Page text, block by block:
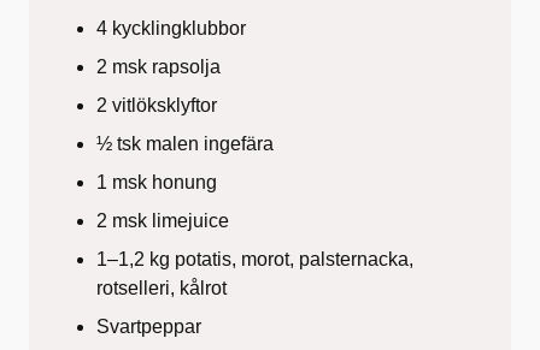
4 kycklingklubbor
2 msk rapsolja
2 vitlöksklyftor
½ tsk malen ingefära
1 msk honung
2 msk limejuice
1–1,2 kg potatis, morot, palsternacka,
rotselleri, kålrot
Svartpeppar